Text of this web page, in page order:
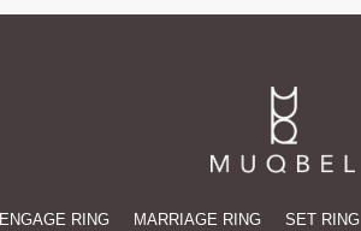
ENGAGE RING MARRIAGE RING SET RING